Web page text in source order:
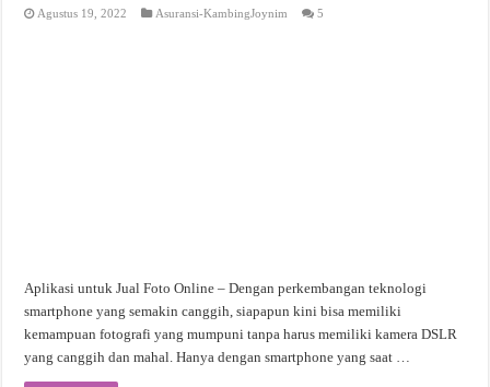
Agustus 19, 2022 Asuransi-KambingJoynim 5
Aplikasi untuk Jual Foto Online – Dengan perkembangan teknologi
smartphone yang semakin canggih, siapapun kini bisa memiliki
kemampuan fotografi yang mumpuni tanpa harus memiliki kamera DSLR
yang canggih dan mahal. Hanya dengan smartphone yang saat …